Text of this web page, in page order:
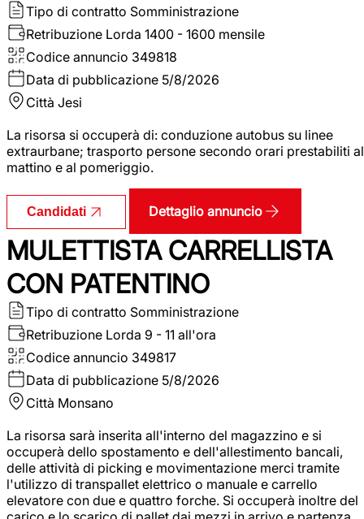
Tipo di contratto Somministrazione
Retribuzione Lorda 1400 - 1600 mensile
Codice annuncio 349818
Data di pubblicazione 5/8/2026
Città Jesi
La risorsa si occuperà di: conduzione autobus su linee
extraurbane; trasporto persone secondo orari prestabiliti al
mattino e al pomeriggio.
Candidati Dettaglio annuncio
MULETTISTA CARRELLISTA
CON PATENTINO
Tipo di contratto Somministrazione
Retribuzione Lorda 9 - 11 all'ora
Codice annuncio 349817
Data di pubblicazione 5/8/2026
Città Monsano
La risorsa sarà inserita all'interno del magazzino e si
occuperà dello spostamento e dell'allestimento bancali,
delle attività di picking e movimentazione merci tramite
l'utilizzo di transpallet elettrico o manuale e carrello
elevatore con due e quattro forche. Si occuperà inoltre del